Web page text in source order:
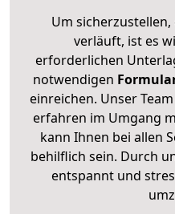
Um
verläuft, ist es
erforderlichen
notwendigen
einreichen. Unser
erfahren im Umgang
kann Ihnen bei allen
behilflich sein. Durch
entspannt und